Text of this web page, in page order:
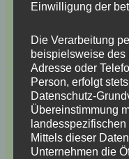
0 Kommentare zu
Pingback:
Schreibe
Deine E-Mail-
Erforderliche Felder
Einwilligung der
Die Verarbeitung
beispielsweise des
Adresse oder
Person, erfolgt
Datenschutz-
Übereinstimmung
Mittels dieser
Unternehmen die